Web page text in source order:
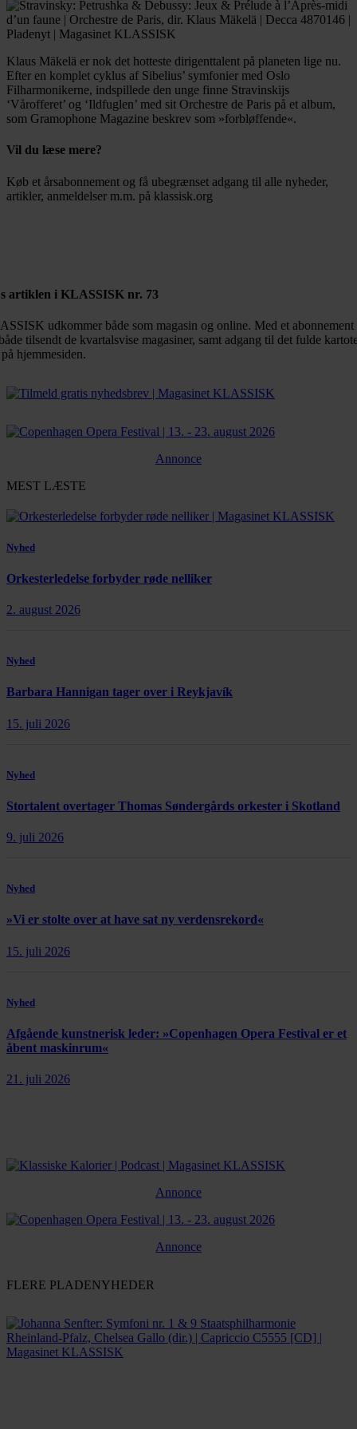
Klaus Mäkelä er nok det hotteste dirigenttalent på planeten lige nu.
Efter en komplet cyklus af Sibelius’ symfonier med Oslo
Filharmonikerne, indspillede den unge finne Stravinskijs
‘Vårofferet’ og ‘Ildfuglen’ med sit Orchestre de Paris på et album,
som Gramophone Magazine beskrev som »forbløffende«.
Vil du læse mere?
Køb et årsabonnement og få ubegrænset adgang til alle nyheder,
artikler, anmeldelser m.m. på klassisk.org
artiklen i KLASSISK nr. 73
udkommer både som magasin og online. Med et abonnement
tilsendt de kvartalsvise magasiner, samt adgang til det fulde
hjemmesiden.
Annonce
MEST LÆSTE
Nyhed
Orkesterledelse forbyder røde nelliker
2. august 2026
Nyhed
Barbara Hannigan tager over i Reykjavík
15. juli 2026
Nyhed
Stortalent overtager Thomas Søndergårds orkester i Skotland
9. juli 2026
Nyhed
»Vi er stolte over at have sat ny verdensrekord«
15. juli 2026
Nyhed
Afgående kunstnerisk leder: »Copenhagen Opera Festival er et
åbent maskinrum«
21. juli 2026
Annonce
Annonce
FLERE PLADENYHEDER